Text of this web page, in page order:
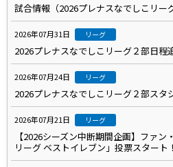
試合情報（2026プレナスなでしこリー
2026年07月31日 リーグ
2026プレナスなでしこリーグ２部日程
2026年07月24日 リーグ
2026プレナスなでしこリーグ２部スタ
2026年07月21日 リーグ
【2026シーズン中断期間企画】ファ
リーグ ベストイレブン」投票スタート！